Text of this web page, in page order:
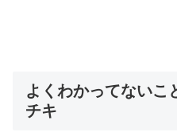
よくわかってないこ
チキ